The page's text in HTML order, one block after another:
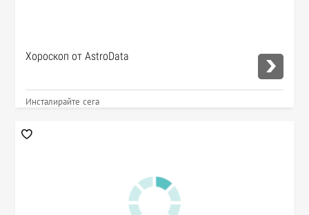
Хороскоп от AstroData
Инсталирайте сега